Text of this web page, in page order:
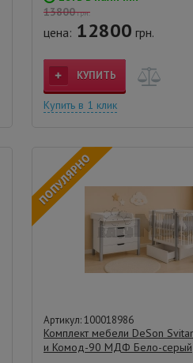
13800грн.
цена: 12800 грн.
КУПИТЬ
Купить в 1 клик
Артикул: 100018986
Комплект мебели DeSon
и Комод-90 МДФ Бело-серый